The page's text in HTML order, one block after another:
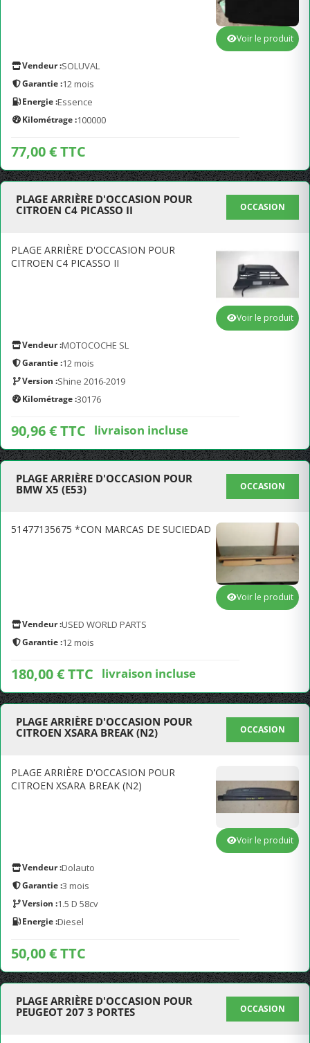
Vendeur :SOLUVAL
Garantie :12 mois
Energie :Essence
Kilométrage :100000
77,00 € TTC
Voir le produit
PLAGE ARRIÈRE D'OCCASION POUR
CITROEN C4 PICASSO II
OCCASION
PLAGE ARRIÈRE D'OCCASION POUR
CITROEN C4 PICASSO II
Vendeur :MOTOCOCHE SL
Garantie :12 mois
Version :Shine 2016-2019
Kilométrage :30176
90,96 € TTC livraison incluse
Voir le produit
PLAGE ARRIÈRE D'OCCASION POUR
BMW X5 (E53)
OCCASION
51477135675 *CON MARCAS DE SUCIEDAD
Vendeur :USED WORLD PARTS
Garantie :12 mois
180,00 € TTC livraison incluse
Voir le produit
PLAGE ARRIÈRE D'OCCASION POUR
CITROEN XSARA BREAK (N2)
OCCASION
PLAGE ARRIÈRE D'OCCASION POUR
CITROEN XSARA BREAK (N2)
Vendeur :Dolauto
Garantie :3 mois
Version :1.5 D 58cv
Energie :Diesel
50,00 € TTC
Voir le produit
PLAGE ARRIÈRE D'OCCASION POUR
PEUGEOT 207 3 PORTES
OCCASION